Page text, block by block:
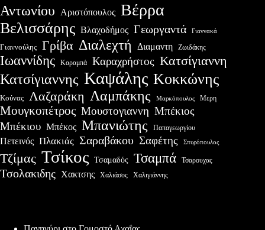
Αντωνίου Αριστόπουλος Βέρρα
Βελισσάρης Βλαχοδήμος Γεωργαντά Γιαννακά
Γιαννούλης Γρίβα Διαλεχτή Διαμαντη Ζωιδάκης
Ιωαννίδης Καραμπά Καραχρήστος Κατσίγιαννη
Κατσίγιαννης Καψάλης Κοκκώνης
Κούνας Λαζαράκη Λαμπάκης Μαρκόπουλος Μερη
Μουγκοπέτρος Μουστογιαννη Μπέκιος
Μπέκιου Μπέκος Μπανιώτης Παπαγεωργίου
Πετεινός Πλακιάς Σαραβάκου Σαφέτης Σπυρόπουλος
Τζίμας Τσίκος Τσαμαδός Τσαμπά Τσαρουχας
Τσολακιδης Χακτσης Χαλιάσος Χαλιγιάννης